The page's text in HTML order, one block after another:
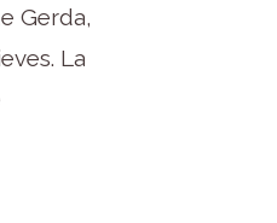
Gerda,
La